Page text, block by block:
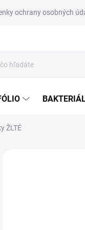
ochrany osobných
ŽLTÉ